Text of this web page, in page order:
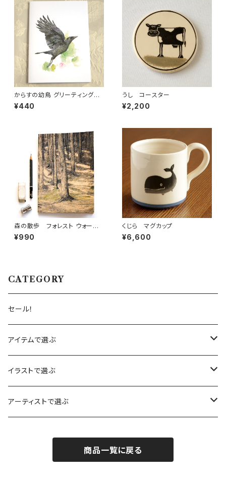
からすの幼鳥 グリーティングカ
ード 友への贈り物(メール便可)
¥440
うし コースター
¥2,200
森の散歩 フォレスト ウォーク
¥990
くじら マグカップ
¥6,600
CATEGORY
セール！
アイテムで選ぶ
カレンダー
カード
サンキューカード
イラストで選ぶ
赤りす
アーティストで選ぶ
サラ・ビリンガム
商品一覧に戻る